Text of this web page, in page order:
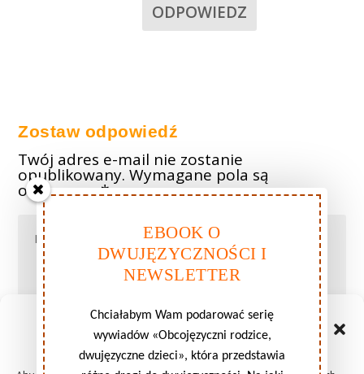
Zarządzaj zgodami plików
cookie
ODPOWIEDZ
Zostaw odpowiedź
Twój adres e-mail nie zostanie
opublikowany. Wymagane pola są
oznaczone*
EBOOK O
DWUJĘZYCZNOŚCI I
NEWSLETTER
Chciałabym Wam podarować serię
wywiadów «Obcojęzyczni rodzice,
dwujęzyczne dzieci», która przedstawia